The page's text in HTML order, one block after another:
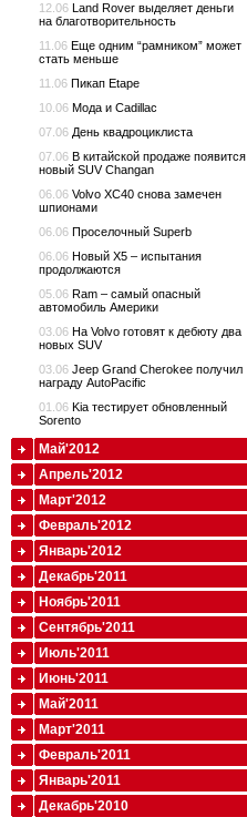
12.06 Land Rover выделяет деньги
на благотворительность
11.06 Еще одним “рамником” может
стать меньше
11.06 Пикап Etape
10.06 Мода и Cadillac
07.06 День квадроциклиста
07.06 В китайской продаже появится
новый SUV Changan
06.06 Volvo XC40 снова замечен
шпионами
06.06 Проселочный Superb
06.06 Новый X5 – испытания
продолжаются
05.06 Ram – самый опасный
автомобиль Америки
03.06 На Volvo готовят к дебюту два
новых SUV
03.06 Jeep Grand Cherokee получил
награду AutoPacific
01.06 Kia тестирует обновленный
Sorento
Май'2012
Апрель'2012
Март'2012
Февраль'2012
Январь'2012
Декабрь'2011
Ноябрь'2011
Сентябрь'2011
Июль'2011
Июнь'2011
Май'2011
Март'2011
Февраль'2011
Январь'2011
Декабрь'2010